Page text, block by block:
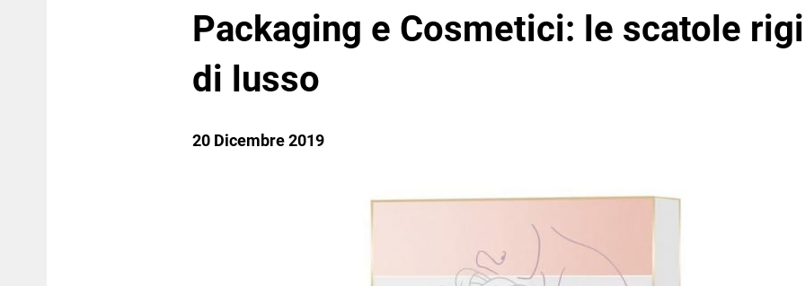
Packaging e Cosmetici: le scatole
di lusso
20 Dicembre 2019